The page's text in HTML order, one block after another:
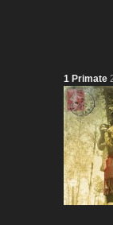
1 Primate